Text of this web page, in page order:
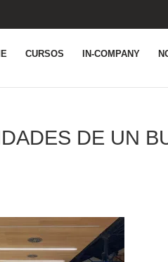
CURSOS IN-COMPANY
DE UN